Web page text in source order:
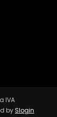
IVA
bySlogin